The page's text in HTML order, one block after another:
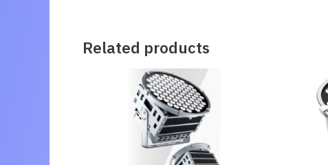
Related products